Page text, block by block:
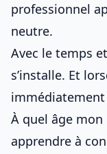
professionnel
neutre.
Avec le temps
s’installe. Et
À quel âge
apprendre à